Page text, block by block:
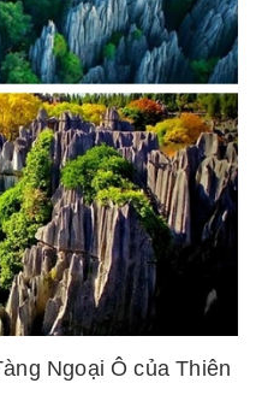
Ngoại Ô của Thiên